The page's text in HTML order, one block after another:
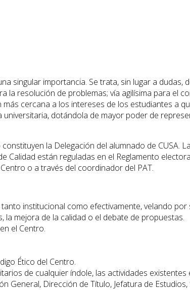
singular importancia. Se trata, sin lugar a
resolución de problemas; vía agilísima para el
cercana a los intereses de los estudiantes a
dotándola de mayor poder de
la Delegación del alumnado de CUSA.
Calidad están reguladas en el Reglamento
o a través del coordinador del PAT.
institucional como efectivamente, velando
la mejora de la calidad o el debate de propuestas.
el Centro.
Ético del Centro.
de cualquier índole, las actividades
Dirección de Título, Jefatura de